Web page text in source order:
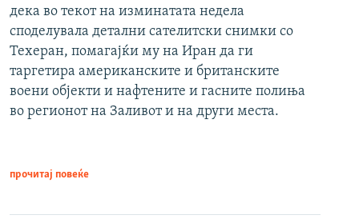
дека во текот на изминатата недела
споделувала детални сателитски снимки со
Техеран, помагајќи му на Иран да ги
таргетира американските и британските
воени објекти и нафтените и гасните полиња
во регионот на Заливот и на други места.
прочитај повеќе